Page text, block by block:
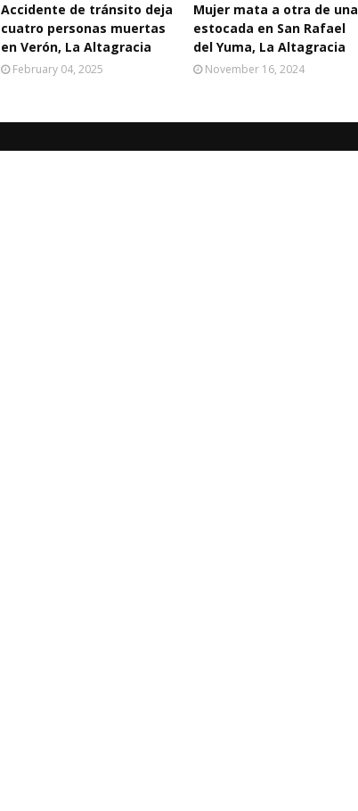
Accidente de tránsito deja
cuatro personas muertas
en Verón, La Altagracia
February 04, 2025
Mujer mata a otra de una
estocada en San Rafael
del Yuma, La Altagracia
November 16, 2024